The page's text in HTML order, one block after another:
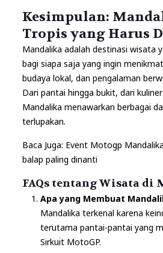
Kesimpulan:
Tropis yang Harus
Mandalika adalah destinasi wisata
bagi siapa saja yang ingin
budaya lokal, dan pengalaman
Dari pantai hingga bukit, dari
Mandalika menawarkan berbagai
terlupakan.
Baca Juga: Event Motogp
balap paling dinanti
FAQs tentang Wisata di
Apa yang Membuat
Mandalika terkenal karena
terutama pantai-pantai yang
Sirkuit MotoGP.